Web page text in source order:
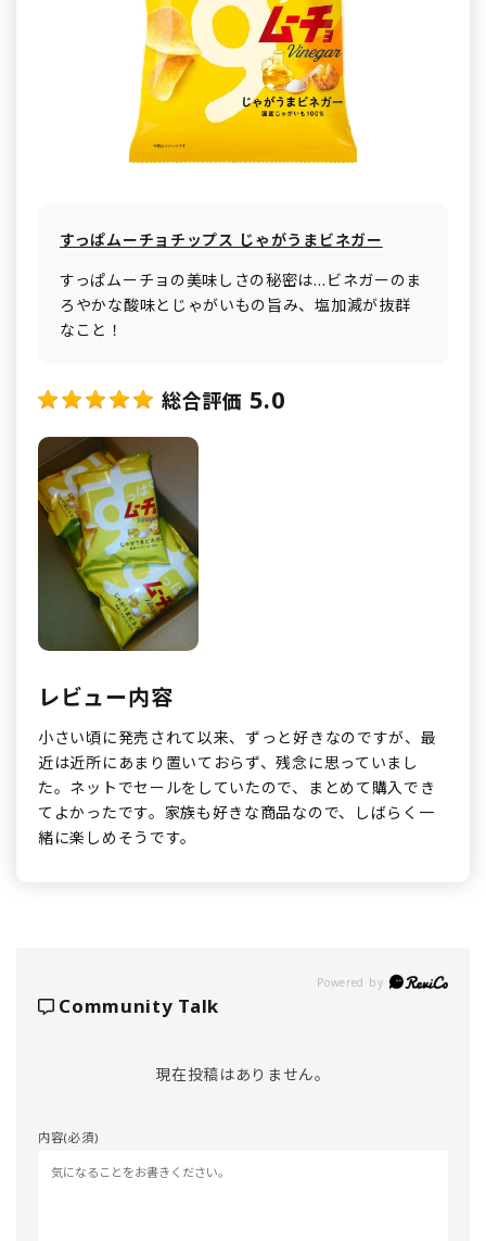
すっぱムーチョチップス じゃがうまビネガー
すっぱムーチョの美味しさの秘密は…ビネガーのま
ろやかな酸味とじゃがいもの旨み、塩加減が抜群
なこと！
総合評価 5.0
レビュー内容
小さい頃に発売されて以来、ずっと好きなのですが、最
近は近所にあまり置いておらず、残念に思っていまし
た。ネットでセールをしていたので、まとめて購入でき
てよかったです。家族も好きな商品なので、しばらく一
緒に楽しめそうです。
Powered by
Community Talk
現在投稿はありません。
内容(必須)